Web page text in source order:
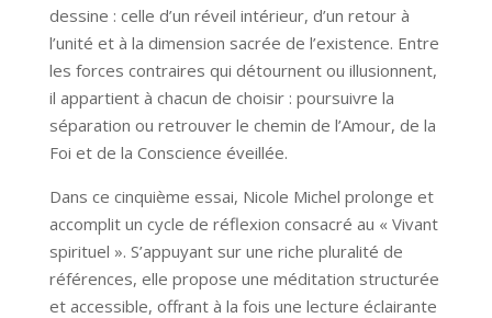
dessine : celle d’un réveil intérieur, d’un retour à
l’unité et à la dimension sacrée de l’existence. Entre
les forces contraires qui détournent ou illusionnent,
il appartient à chacun de choisir : poursuivre la
séparation ou retrouver le chemin de l’Amour, de la
Foi et de la Conscience éveillée.
Dans ce cinquième essai, Nicole Michel prolonge et
accomplit un cycle de réflexion consacré au « Vivant
spirituel ». S’appuyant sur une riche pluralité de
références, elle propose une méditation structurée
et accessible, offrant à la fois une lecture éclairante